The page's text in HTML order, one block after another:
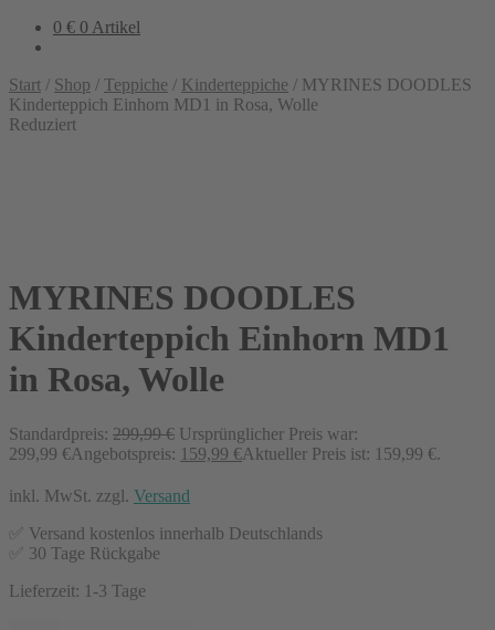
0 € 0 Artikel
Start / Shop / Teppiche / Kinderteppiche / MYRINES DOODLES
Kinderteppich Einhorn MD1 in Rosa, Wolle
Reduziert
MYRINES DOODLES
Kinderteppich Einhorn MD1
in Rosa, Wolle
Standardpreis: 299,99€ Ursprünglicher Preis war:
299,99 €Angebotspreis: 159,99 €Aktueller Preis ist: 159,99 €.
inkl. MwSt. zzgl. Versand
✅ Versand kostenlos innerhalb Deutschlands
✅ 30 Tage Rückgabe
Lieferzeit: 1-3 Tage